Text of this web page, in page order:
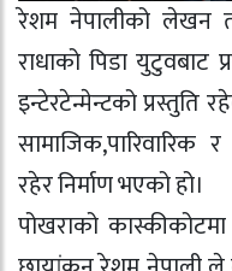
रेशम नेपालीको लेखन
राधाको पिडा
इन्टेरटेन्मेन्टको प्रस्तुति
सामाजिक,पारिवारिक
रहेर निर्माण भएको हो।
पोखराको